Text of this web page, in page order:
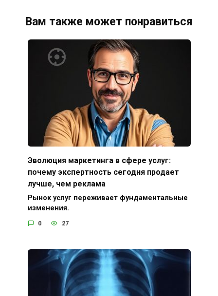
Вам также может понравиться
Эволюция маркетинга в сфере услуг:
почему экспертность сегодня продает
лучше, чем реклама
Рынок услуг переживает фундаментальные
изменения.
0 27